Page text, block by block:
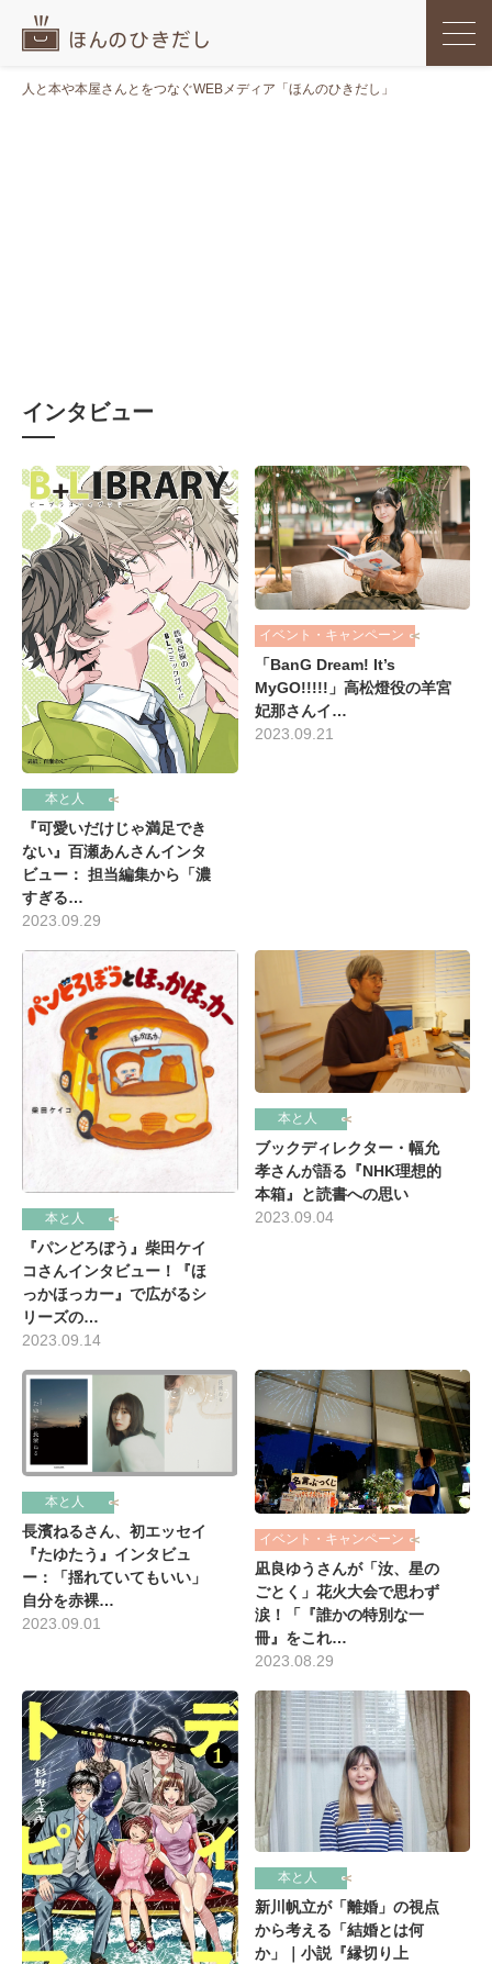
人と本や本屋さんとをつなぐWEBメディア「ほんのひきだし」
インタビュー
本と人
『可愛いだけじゃ満足でき
ない』百瀬あんさんインタ
ビュー： 担当編集から「濃
すぎる…
2023.09.29
イベント・キャンペーン
「BanG Dream! It’s
MyGO!!!!!」高松燈役の羊宮
妃那さんイ…
2023.09.21
本と人
『パンどろぼう』柴田ケイ
コさんインタビュー！『ほ
っかほっカー』で広がるシ
リーズの…
2023.09.14
本と人
ブックディレクター・幅允
孝さんが語る『NHK理想的
本箱』と読書への思い
2023.09.04
本と人
長濱ねるさん、初エッセイ
『たゆたう』インタビュ
ー：「揺れていてもいい」
自分を赤裸…
2023.09.01
イベント・キャンペーン
凪良ゆうさんが「汝、星の
ごとく」花火大会で思わず
涙！「『誰かの特別な一
冊』をこれ…
2023.08.29
本と人
新川帆立が「離婚」の視点
から考える「結婚とは何
か」｜小説『縁切り上